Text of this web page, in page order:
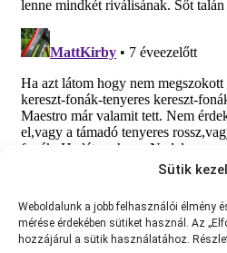
Sütik
Weboldalunk a jobb felhasználói élmény
mérése érdekében sütiket használ. Az
hozzájárul a sütik használatához.